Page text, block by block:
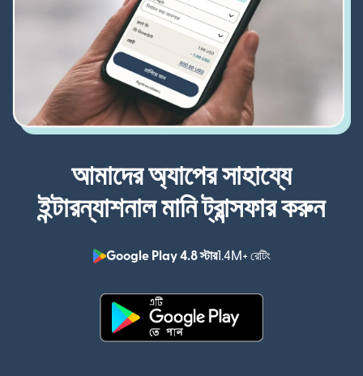
আমাদের অ্যাপের সাহায্যে
ইন্টারন্যাশনাল মানি ট্রান্সফার করুন
Google Play 4.8 স্টার1.4M+ রেটিং